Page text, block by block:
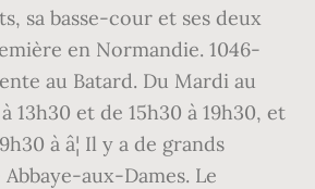
sa basse-cour et ses deux
en Normandie. 1046-
au Batard. Du Mardi au
13h30 et de 15h30 à 19h30, et
à â¦ Il y a de grands
aux-Dames. Le